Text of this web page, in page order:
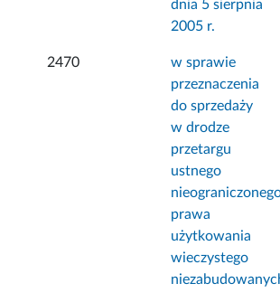
dnia 5 sierpnia
2005 r.
2470
w sprawie
przeznaczenia
do sprzedaży
w drodze
przetargu
ustnego
prawa
użytkowania
wieczystego